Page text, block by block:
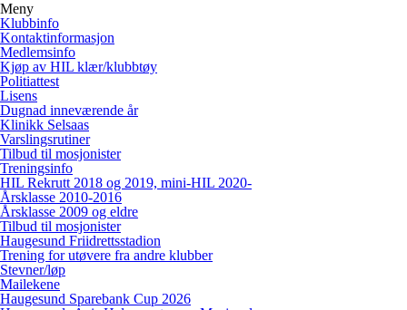
Meny
Klubbinfo
Kontaktinformasjon
Medlemsinfo
Kjøp av HIL klær/klubbtøy
Politiattest
Lisens
Dugnad inneværende år
Klinikk Selsaas
Varslingsrutiner
Tilbud til mosjonister
Treningsinfo
HIL Rekrutt 2018 og 2019, mini-HIL 2020-
Årsklasse 2010-2016
Årsklasse 2009 og eldre
Tilbud til mosjonister
Haugesund Friidrettsstadion
Trening for utøvere fra andre klubber
Stevner/løp
Mailekene
Haugesund Sparebank Cup 2026